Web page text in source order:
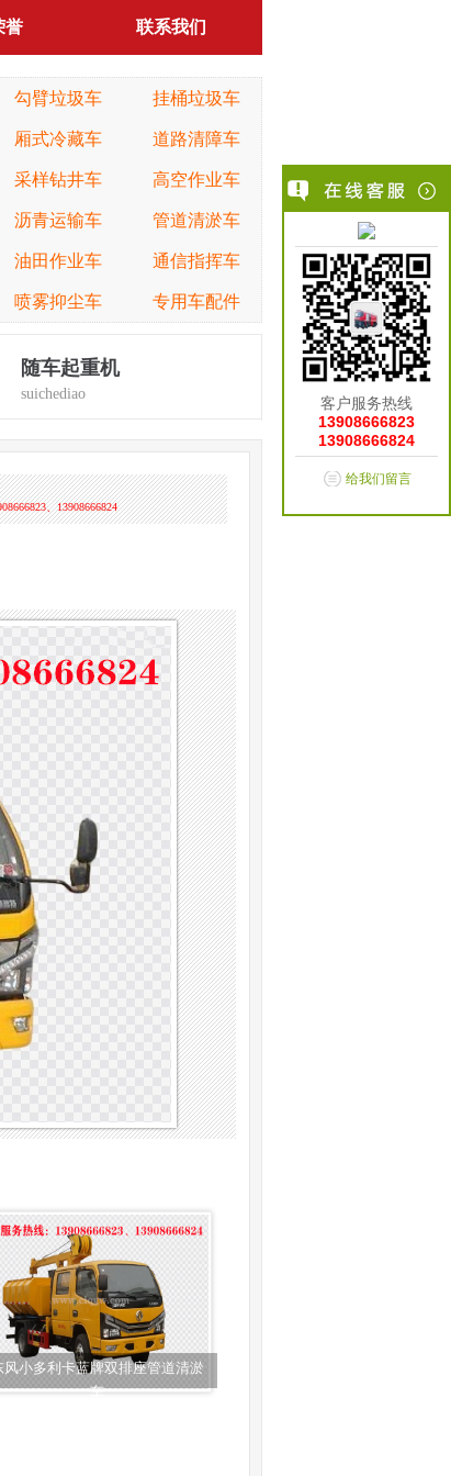
誉 联系我们
勾臂垃圾车 挂桶垃圾车
厢式冷藏车 道路清障车
采样钻井车 高空作业车
沥青运输车 管道清淤车
油田作业车 通信指挥车
喷雾抑尘车 专用车配件
随车起重机
suichediao
、13908666824
风小多利卡蓝牌双排座管道清淤
车
客户服务热线
13908666823
13908666824
给我们留言